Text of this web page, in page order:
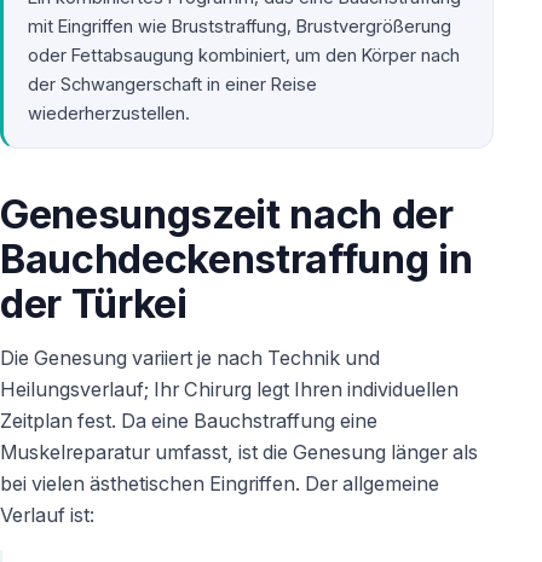
mit Eingriffen wie Bruststraffung, Brustvergrößerung
oder Fettabsaugung kombiniert, um den Körper nach
der Schwangerschaft in einer Reise
wiederherzustellen.
Genesungszeit nach der
Bauchdeckenstraffung in
der Türkei
Die Genesung variiert je nach Technik und
Heilungsverlauf; Ihr Chirurg legt Ihren individuellen
Zeitplan fest. Da eine Bauchstraffung eine
Muskelreparatur umfasst, ist die Genesung länger als
bei vielen ästhetischen Eingriffen. Der allgemeine
Verlauf ist: